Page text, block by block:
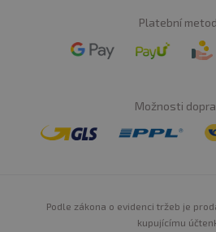
Platební
Možnosti
Podle zákona o evidenci tržeb je
kupujícímu